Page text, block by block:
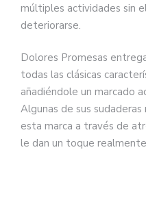
múltiples actividades sin
deteriorarse.
Dolores Promesas
todas las clásicas
añadiéndole un marcado
Algunas de sus
esta marca a través de
le dan un toque